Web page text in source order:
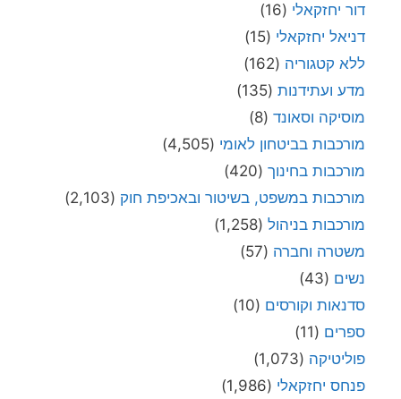
דור יחזקאלי (16)
דניאל יחזקאלי (15)
ללא קטגוריה (162)
מדע ועתידנות (135)
מוסיקה וסאונד (8)
מורכבות בביטחון לאומי (4,505)
מורכבות בחינוך (420)
מורכבות במשפט, בשיטור ובאכיפת חוק (2,103)
מורכבות בניהול (1,258)
משטרה וחברה (57)
נשים (43)
סדנאות וקורסים (10)
ספרים (11)
פוליטיקה (1,073)
פנחס יחזקאלי (1,986)